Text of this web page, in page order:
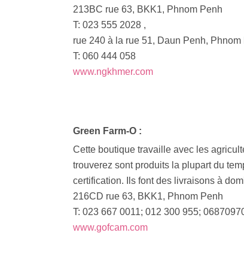
213BC rue 63, BKK1, Phnom Penh
T: 023 555 2028 ,
rue 240 à la rue 51, Daun Penh, Phnom
T: 060 444 058
www.ngkhmer.com
Green Farm-O :
Cette boutique travaille avec les
trouverez sont produits la plupart du
certification. Ils font des livraisons à
216CD rue 63, BKK1, Phnom Penh
T: 023 667 0011; 012 300 955;
www.gofcam.com